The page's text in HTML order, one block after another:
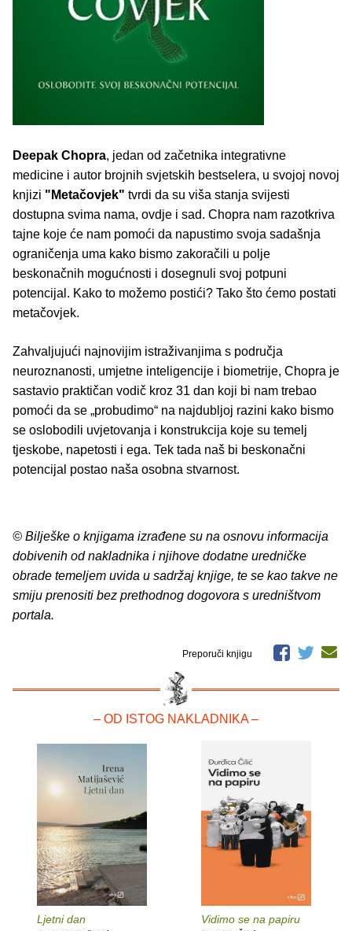
Deepak Chopra, jedan od začetnika integrativne
medicine i autor brojnih svjetskih bestselera, u svojoj novoj
knjizi "Metačovjek" tvrdi da su viša stanja svijesti
dostupna svima nama, ovdje i sad. Chopra nam razotkriva
tajne koje će nam pomoći da napustimo svoja sadašnja
ograničenja uma kako bismo zakoračili u polje
beskonačnih mogućnosti i dosegnuli svoj potpuni
potencijal. Kako to možemo postići? Tako što ćemo postati
metačovjek.
Zahvaljujući najnovijim istraživanjima s područja
neuroznanosti, umjetne inteligencije i biometrije, Chopra je
sastavio praktičan vodič kroz 31 dan koji bi nam trebao
pomoći da se „probudimo“ na najdubljoj razini kako bismo
se oslobodili uvjetovanja i konstrukcija koje su temelj
tjeskobe, napetosti i ega. Tek tada naš bi beskonačni
potencijal postao naša osobna stvarnost.
© Bilješke o knjigama izrađene su na osnovu informacija
dobivenih od nakladnika i njihove dodatne uredničke
obrade temeljem uvida u sadržaj knjige, te se kao takve ne
smiju prenositi bez prethodnog dogovora s uredništvom
portala.
Preporuči knjigu
– OD ISTOG NAKLADNIKA –
Ljetni dan Vidimo se na papiru